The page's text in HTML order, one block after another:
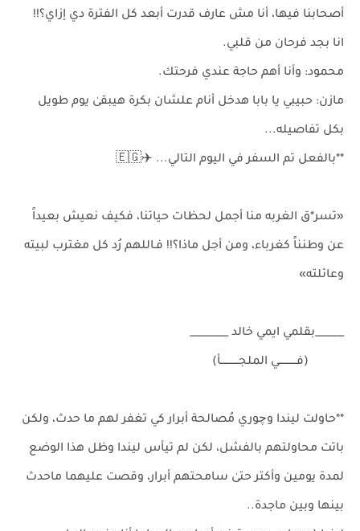
أصحابنا فيها، أنا مش عارف قدرت أبعد كل الفترة دي إزاي؟!!
انا بجد فرحان من قلبي.
محمود: وأنا أهم حاجة عندي فرحتك.
مازن: حبيبي يا بابا هدخل أنام علشان بكرة هيبقىٰ يوم طويل
بكل تفاصيله...
**بالفعل تم السفر في اليوم التالي... ✈️🇪🇬
«تسر*ق الغربه منا أجمل لحظات حياتنا، فكيف نعيش بعيداً
عن وطنناً كغرباء، ومن أجل ماذا؟!! فـاللهم رُد كل مغترب لبيته
وعائلته»
______بقلمي ايمي خالد ________
(فـــــــــــي الملجـــــــــــأ)
**حاولت ليندا وچوري مُصالحة أبرار كي تغفر لهم ما حدث، ولكن
باتت محاولتهم بالفشل، لكن لم تيأس ليندا وظل هذا الوضع
لمدة يومين وأكتر حتىٰ سامحتهم أبرار، وقصت عليهما ماحدث
بينها وبين ماجدة..